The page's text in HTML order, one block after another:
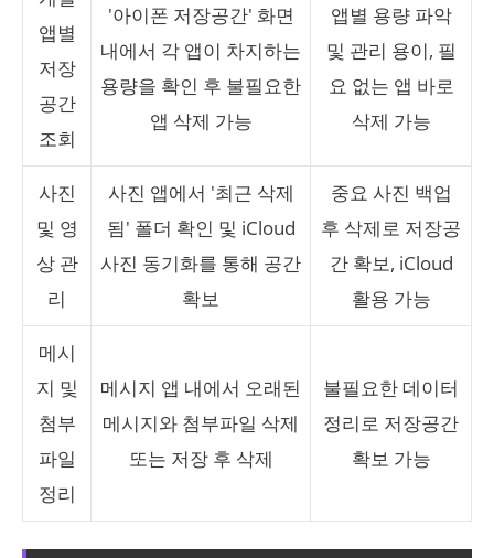
앱별
저장
공간
조회
'아이폰 저장공간' 화면
내에서 각 앱이 차지하는
용량을 확인 후 불필요한
앱 삭제 가능
앱별 용량 파악
및 관리 용이, 필
요 없는 앱 바로
삭제 가능
사진
및 영
상 관
리
사진 앱에서 '최근 삭제
됨' 폴더 확인 및 iCloud
사진 동기화를 통해 공간
확보
중요 사진 백업
후 삭제로 저장공
간 확보, iCloud
활용 가능
메시
지 및
첨부
파일
정리
메시지 앱 내에서 오래된
메시지와 첨부파일 삭제
또는 저장 후 삭제
불필요한 데이터
정리로 저장공간
확보 가능